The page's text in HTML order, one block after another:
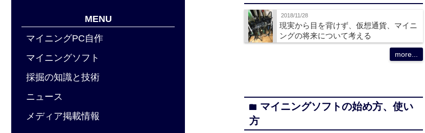
2018/11/28
現実から目を背けず、仮想通貨、マイニ
ングの将来について考える
more...
folder マイニングソフトの始め方、使い
方
MENU
マイニングPC自作
マイニングソフト
採掘の知識と技術
ニュース
メディア掲載情報